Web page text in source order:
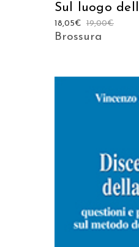
Sul luogo
19,00€
18,05€
Brossura